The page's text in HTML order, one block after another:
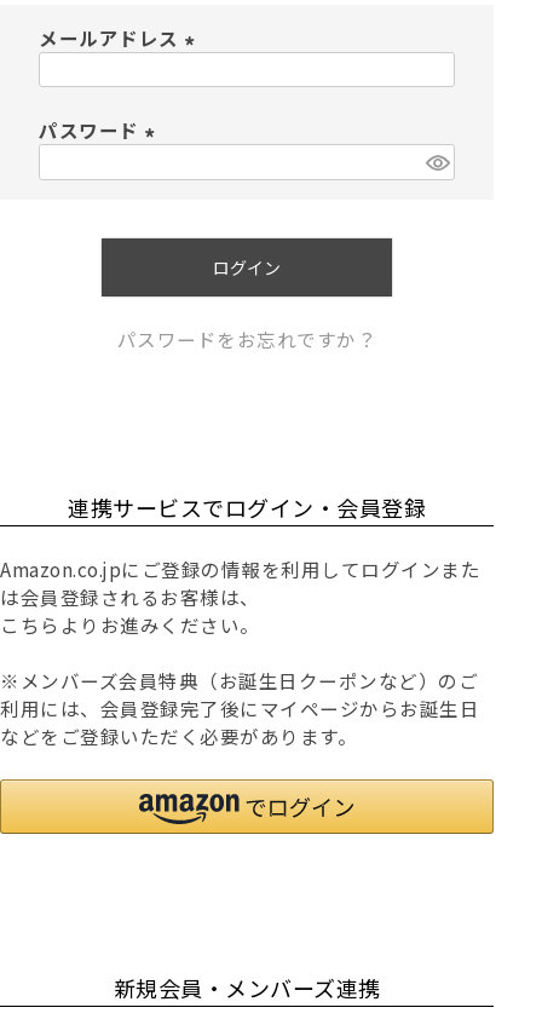
メールアドレス
パスワード
ログイン
パスワードをお忘れですか？
連携サービスでログイン・会員登録
Amazon.co.jpにご登録の情報を利用してログインまた
は会員登録されるお客様は、
こちらよりお進みください。
※メンバーズ会員特典（お誕生日クーポンなど）のご
利用には、会員登録完了後にマイページからお誕生日
などをご登録いただく必要があります。
新規会員・メンバーズ連携